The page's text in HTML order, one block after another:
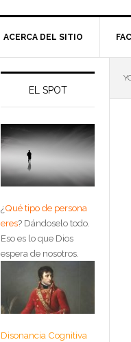
ACERCA DEL SITIO
EL SPOT
¿Qué tipo de persona
eres? Dándoselo todo.
Eso es lo que Dios
espera de nosotros.
Disonancia Cognitiva